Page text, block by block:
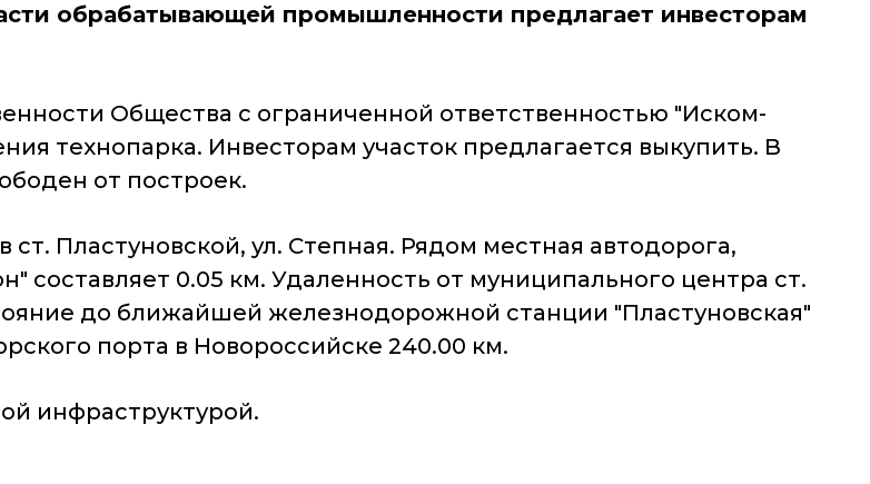
обрабатывающей промышленности предлагает инвесторам
Общества с ограниченной ответственностью "Иском-
технопарка. Инвесторам участок предлагается выкупить. В
от построек.
Пластуновской, ул. Степная. Рядом местная автодорога,
составляет 0.05 км. Удаленность от муниципального центра ст.
до ближайшей железнодорожной станции "Пластуновская"
порта в Новороссийске 240.00 км.
инфраструктурой.